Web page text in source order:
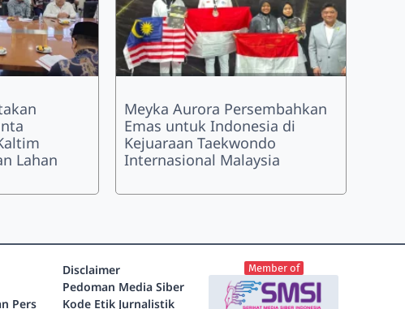
Lahan
Meyka Aurora Persembahkan
Emas untuk Indonesia di
Kejuaraan Taekwondo
Internasional Malaysia
Pers
Disclaimer
Pedoman Media Siber
Kode Etik Jurnalistik
Member of